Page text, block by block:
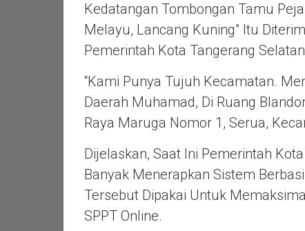
Kedatangan Tombongan Tamu
Melayu, Lancang Kuning” Itu
Pemerintah Kota Tangerang
“Kami Punya Tujuh Kecamatan.
Daerah Muhamad, Di Ruang
Raya Maruga Nomor 1, Serua,
Dijelaskan, Saat Ini Pemerintah
Banyak Menerapkan Sistem
Tersebut Dipakai Untuk
SPPT Online.